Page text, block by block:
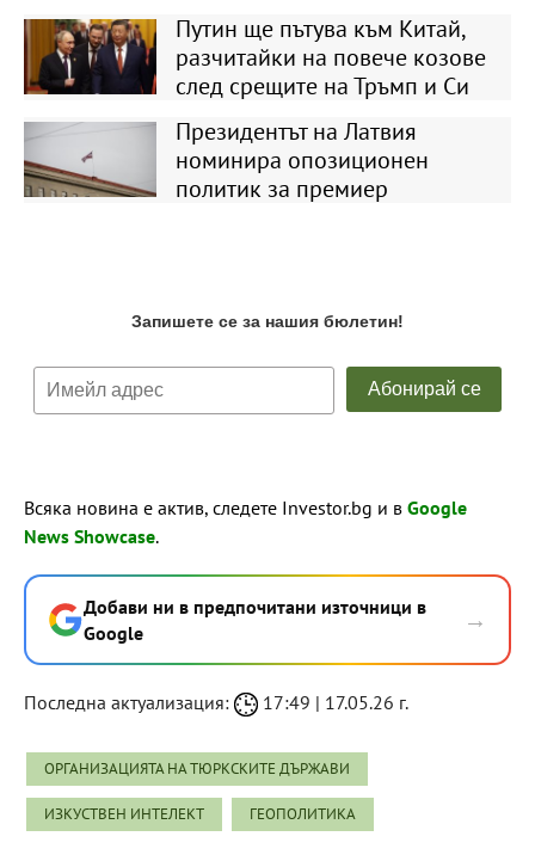
Путин ще пътува към Китай,
разчитайки на повече козове
след срещите на Тръмп и Си
Президентът на Латвия
номинира опозиционен
политик за премиер
Всяка новина е актив, следете Investor.bg и в Google
News Showcase.
Добави ни в предпочитани източници в
Google
→
Последна актуализация: 17:49 | 17.05.26 г.
ОРГАНИЗАЦИЯТА НА ТЮРКСКИТЕ ДЪРЖАВИ
ИЗКУСТВЕН ИНТЕЛЕКТ ГЕОПОЛИТИКА